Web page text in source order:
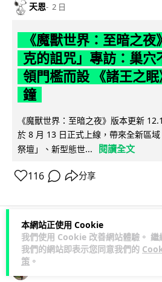
本網站正使用 Cookie
我們使用 Cookie 改善網站體驗。 繼
我們的網站即表示您同意我們的
策 。
天恩 2 日
《魔獸世界：至暗之
克的詛咒」專訪：巢穴
領門檻而設 《諸王之
鐘
《魔獸世界：至暗之夜》版本更新
於 8 月 13 日正式上線，帶來全新區
祭壇」、新型態世...
閱讀全文
116 分享
科技娛樂 遊戲情報